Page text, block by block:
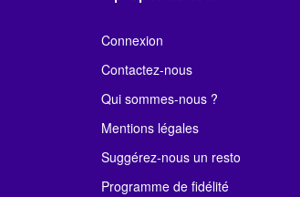
Connexion
Contactez-nous
Qui sommes-nous ?
Mentions légales
Suggérez-nous un resto
Programme de fidélité